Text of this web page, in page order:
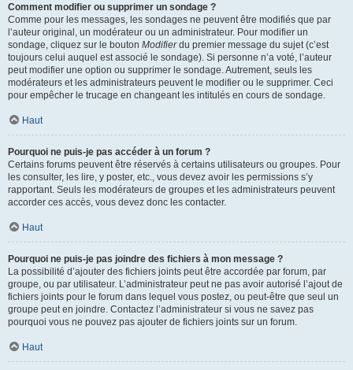
Comment modifier ou supprimer un sondage ?
Comme pour les messages, les sondages ne peuvent être modifiés que par
l’auteur original, un modérateur ou un administrateur. Pour modifier un
sondage, cliquez sur le bouton Modifierdu premier message du sujet (c’est
toujours celui auquel est associé le sondage). Si personne n’a voté, l’auteur
peut modifier une option ou supprimer le sondage. Autrement, seuls les
modérateurs et les administrateurs peuvent le modifier ou le supprimer. Ceci
pour empêcher le trucage en changeant les intitulés en cours de sondage.
Haut
Pourquoi ne puis-je pas accéder à un forum ?
Certains forums peuvent être réservés à certains utilisateurs ou groupes. Pour
les consulter, les lire, y poster, etc., vous devez avoir les permissions s’y
rapportant. Seuls les modérateurs de groupes et les administrateurs peuvent
accorder ces accès, vous devez donc les contacter.
Haut
Pourquoi ne puis-je pas joindre des fichiers à mon message ?
La possibilité d’ajouter des fichiers joints peut être accordée par forum, par
groupe, ou par utilisateur. L’administrateur peut ne pas avoir autorisé l’ajout de
fichiers joints pour le forum dans lequel vous postez, ou peut-être que seul un
groupe peut en joindre. Contactez l’administrateur si vous ne savez pas
pourquoi vous ne pouvez pas ajouter de fichiers joints sur un forum.
Haut